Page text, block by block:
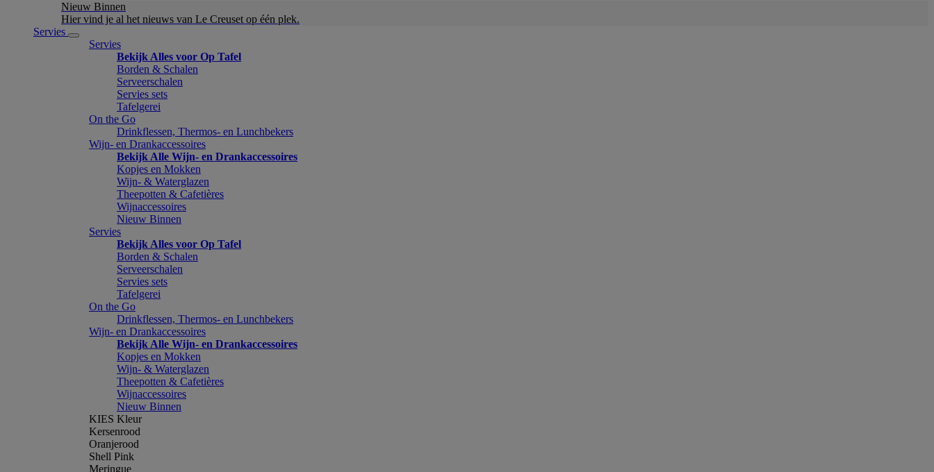
Nieuw Binnen
Hier vind je al het nieuws van Le Creuset op één plek.
Servies
Servies
Bekijk Alles voor Op Tafel
Borden & Schalen
Serveerschalen
Servies sets
Tafelgerei
On the Go
Drinkflessen, Thermos- en Lunchbekers
Wijn- en Drankaccessoires
Bekijk Alle Wijn- en Drankaccessoires
Kopjes en Mokken
Wijn- & Waterglazen
Theepotten & Cafetières
Wijnaccessoires
Nieuw Binnen
Servies
Bekijk Alles voor Op Tafel
Borden & Schalen
Serveerschalen
Servies sets
Tafelgerei
On the Go
Drinkflessen, Thermos- en Lunchbekers
Wijn- en Drankaccessoires
Bekijk Alle Wijn- en Drankaccessoires
Kopjes en Mokken
Wijn- & Waterglazen
Theepotten & Cafetières
Wijnaccessoires
Nieuw Binnen
KIES Kleur
Kersenrood
Oranjerood
Shell Pink
Meringue